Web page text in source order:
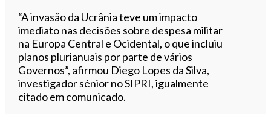
“A invasão da Ucrânia teve um impacto
imediato nas decisões sobre despesa militar
na Europa Central e Ocidental, o que incluiu
planos plurianuais por parte de vários
Governos”, afirmou Diego Lopes da Silva,
investigador sénior no SIPRI, igualmente
citado em comunicado.